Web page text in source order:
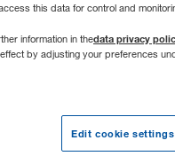
Körper
this data for control and
information in thedata privacy
by adjusting your preferences
Edit cookie settings